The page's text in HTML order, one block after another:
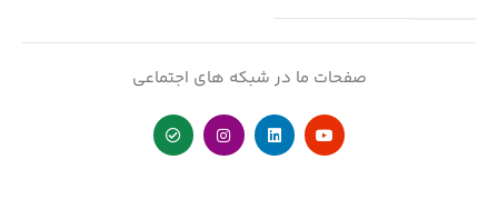
صفحات ما در شبکه های اجتماعی